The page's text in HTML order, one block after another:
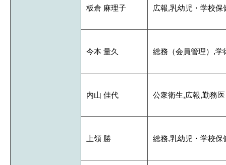
板倉 麻理子 広報,乳幼児・学校保
今本 量久 総務（会員管理）,学
内山 佳代 公衆衛生,広報,勤務
上領 勝 総務,乳幼児・学校保